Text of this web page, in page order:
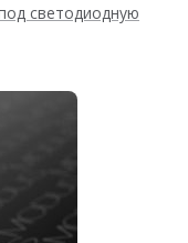
светодиодную